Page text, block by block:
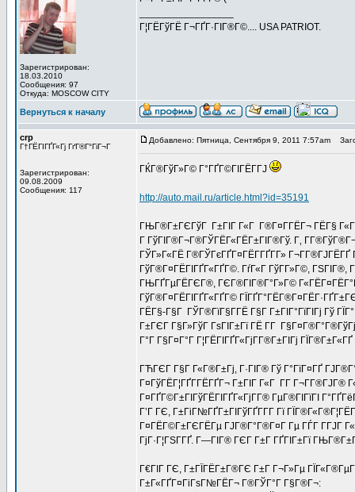
Зарегистрирован:
18.03.2010
Сообщения: 97
Откуда: MOSCOW CITY
Г¦ГЁГўГЁ Г¬ГҐГ·ГІГ®Г©.... USA PATRIOT.
Вернуться к началу
crp
Г†ГЁГІГҐГ«Гј ГґГ®Г°ГіГ¬Г
Зарегистрирован:
09.08.2009
Сообщения: 117
Добавлено: Пятница, Сентября 9, 2011 7:57am
ГЌГ®ГўГ»Г© Г°ГҐГ©ГІГЁГ­ГЈ
http://auto.mail.ru/article.html?id=35191
ГЊГ®Г±ГЄГўГ Г±ГІГ Г«Г Г®Г¤Г­ГЁГ¬ ГЁГ§
Г ГўГІГ®Г¬Г®ГЎГЁГ«ГЁГ±ГІГ®Гў. Г‚
ГЎГ»Г«ГЁ Г®ГЎГєГҐГ¤ГЁГ­ГҐГ­Г» Г¬Г­Г®ГЈГЁГҐ
ГўГ®Г¤ГЁГІГҐГ«ГҐГ©. ГѓГ«Г ГўГ­Г»Г©, ГЅГІГ®,
ГЊГҐГµГЁГЄГ®, ГЄГ®ГІГ®Г°Г»Г©
ГўГ®Г¤ГЁГІГҐГ«ГҐГ©
ГЁГ§-Г§Г ГЎГ®ГїГ§Г­ГЁ Г§Г Г±ГІГ°ГїГІГј Гў
Г±ГЄГ Г§Г»ГўГ ГѕГІГ±Гї ГЁ Г­Г
Г°Г Г§Г¤Г°Г Г¦ГЁГІГҐГ«ГјГ­Г®Г±ГІГј
ГЋГЄГ Г§Г Г«Г®Г±Гј, Г·ГІГ® Гў Г°ГїГ¤ГҐ
Г¤ГўГЁГ¦ГҐГ­ГЁГҐГ¬ Г±ГІГ Г«Г Г­Г Г¬Г­Г®ГЈГ®
Г¤ГҐГ©Г±ГІГўГЁГІГҐГ«ГјГ­Г® ГµГ®ГІГїГІ
Г’Г ГЄ, Г±ГіГ№ГҐГ±ГІГўГҐГ­Г­Г Гї
Г¤ГЁГ©Г±ГЄГЁГµ ГЈГ®Г°Г®Г¤Г Гµ ГЃГ Г­ГЈГ
ГјГ·Г¦ГЅГ­ГҐ. Г—ГІГ® ГЄГ Г±Г ГҐГІГ±Гї
Г€ГІГ ГЄ, Г±ГЇГЁГ±Г®ГЄ Г±Г Г¬Г»Гµ
Г±Г«ГҐГ¤ГіГѕГ№ГЁГ¬ Г®ГЎГ°Г Г§Г®Г¬: